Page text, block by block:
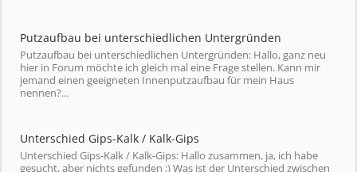
Putzaufbau bei unterschiedlichen Untergründen
Putzaufbau bei unterschiedlichen Untergründen: Hallo, ganz neu
hier in Forum möchte ich gleich mal eine Frage stellen. Kann mir
jemand einen geeigneten Innenputzaufbau für mein Haus
nennen?...
Unterschied Gips-Kalk / Kalk-Gips
Unterschied Gips-Kalk / Kalk-Gips: Hallo zusammen, ja, ich habe
gesucht, aber nichts gefunden ;) Was ist der Unterschied zwischen